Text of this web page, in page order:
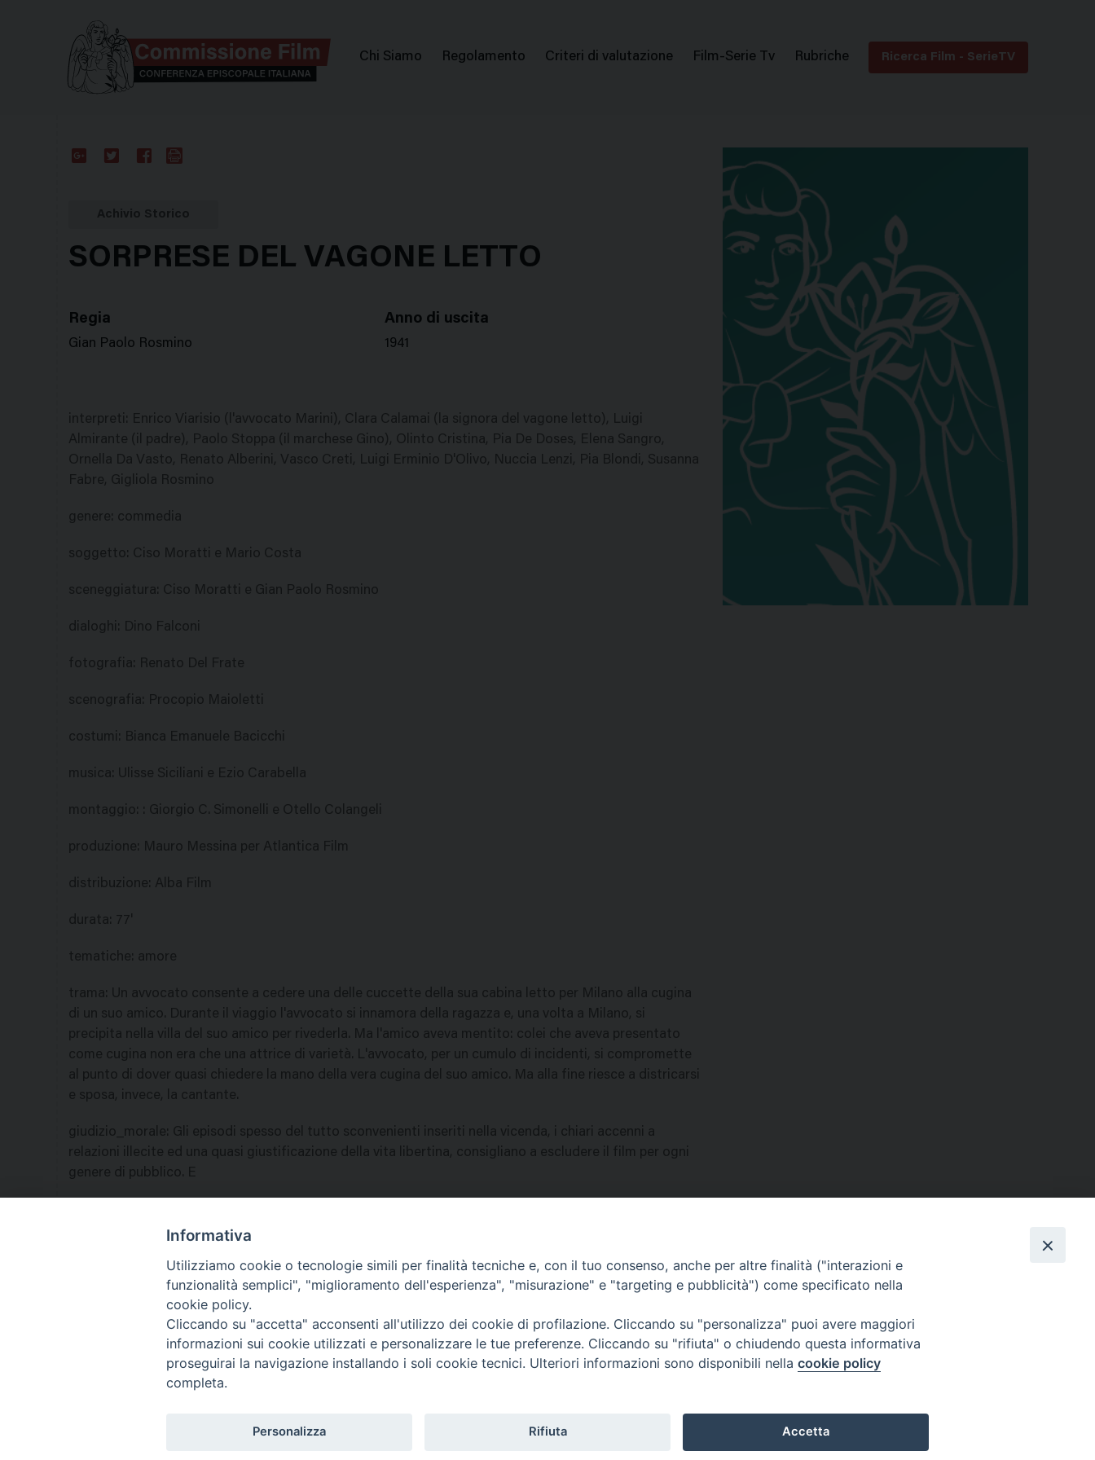
Menu
Chi Siamo Regolamento Criteri di valutazione Film-Serie Tv Rubriche Ricerca Film - SerieTV
SORPRESE DEL VAGONE LETTO
Regia
Gian Paolo Rosmino
Anno di uscita
1941
interpreti: Enrico Viarisio (l'avvocato Marini), Clara Calamai (la signora del vagone letto), Luigi
Almirante (il padre), Paolo Stoppa (il marchese Gino), Olinto Cristina, Pia De Doses, Elena Sangro,
Ornella Da Vasto, Renato Alberini, Vasco Creti, Luigi Erminio D'Olivo, Nuccia Lenzi, Pia Blondi, Susanna
Fabre, Gigliola Rosmino
genere: commedia
soggetto: Ciso Moratti e Mario Costa
sceneggiatura: Ciso Moratti e Gian Paolo Rosmino
dialoghi: Dino Falconi
fotografia: Renato Del Frate
scenografia: Procopio Maioletti
costumi: Bianca Emanuele Bacicchi
musica: Ulisse Siciliani e Ezio Carabella
montaggio: : Giorgio C. Simonelli e Otello Colangeli
produzione: Mauro Messina per Atlantica Film
distribuzione: Alba Film
durata: 77'
tematiche: amore
trama: Un avvocato consente a cedere una delle cuccette della sua cabina letto per Milano alla cugina
di un suo amico. Durante il viaggio l'avvocato si innamora della ragazza e, una volta a Milano, si
precipita nella villa del suo amico per rivederla. Ma l'amico aveva mentito: colei che aveva presentato
come cugina non era che una attrice di varietà. L'avvocato, per un cumulo di incidenti, si compromette
al punto di dover quasi chiedere la mano della vera cugina del suo amico. Ma alla fine riesce a districarsi
e sposa, invece, la cantante.
giudizio_morale: Gli episodi spesso del tutto sconvenienti inseriti nella vicenda, i chiari accenni a
relazioni illecite ed una quasi giustificazione della vita libertina, consigliano a escludere il film per ogni
genere di pubblico. E
Contatti & Info
C.ne Aurelia, 50 – 00165 Roma Contatti
Credits
Scrivi a: cnvf@chiesacattolica.it
Privacy Policy
Titolo
Informativa
Utilizziamo cookie o tecnologie simili per finalità tecniche e, con il tuo consenso, anche per altre finalità ("interazioni e
funzionalità semplici", "miglioramento dell'esperienza", "misurazione" e "targeting e pubblicità") come specificato nella
cookie policy.
Cliccando su "accetta" acconsenti all'utilizzo dei cookie di profilazione. Cliccando su "personalizza" puoi avere maggiori
informazioni sui cookie utilizzati e personalizzare le tue preferenze. Cliccando su "rifiuta" o chiudendo questa informativa
proseguirai la navigazione installando i soli cookie tecnici. Ulteriori informazioni sono disponibili nella cookie policy
completa.
Personalizza Rifiuta Accetta